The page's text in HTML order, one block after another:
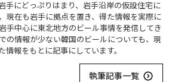
手にどっぷりはまり、岩手沿岸の仮設住宅に
現在も岩手に拠点を置き、得た情報を実際に
手中心に東北地方のビール事情を発信してき
の情報が少ない韓国のビールについても、現
情報をもとに記事にしています。
執筆記事一覧